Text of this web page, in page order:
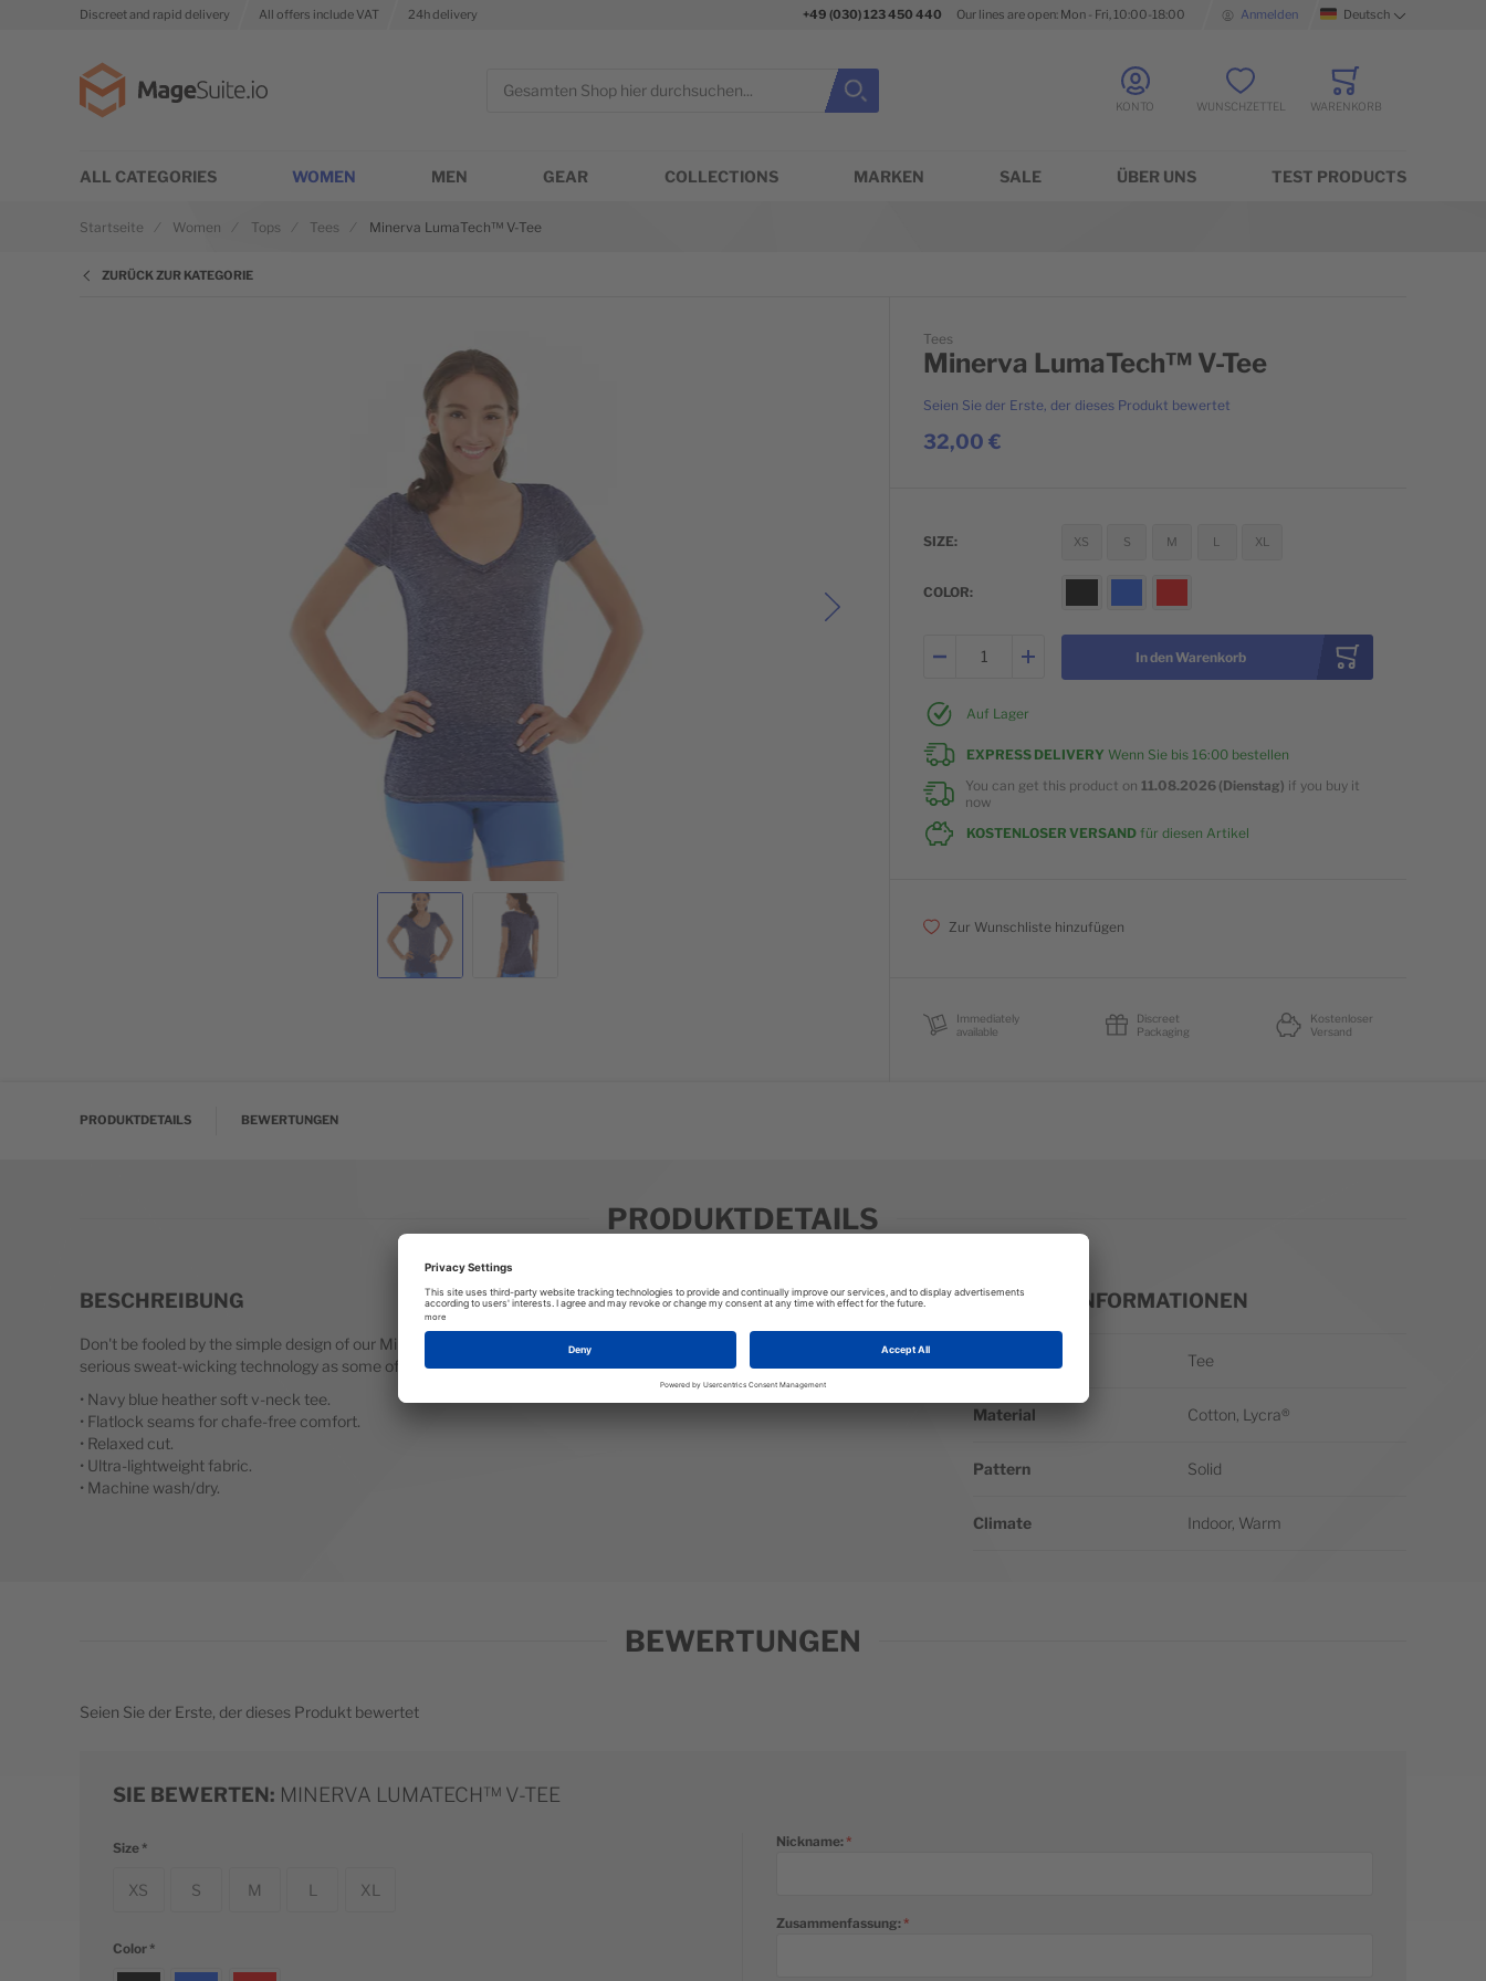
Discreet and rapid delivery All offers include VAT 24h delivery +49 (030) 123 450 440 Our lines are open: Mon - Fri, 10:00-18:00 AnmeldenSprache Deutsch
Suche schließen
Suche KONTO WUNSCHZETTEL
WARENKORB
ALL CATEGORIES WOMEN MEN GEAR COLLECTIONS MARKEN SALE ÜBER UNS TEST PRODUCTS
Startseite Women Tops Tees Minerva LumaTech™ V-Tee
ZURÜCK ZUR KATEGORIE
Tees
Minerva LumaTech™ V-Tee
Seien Sie der Erste, der dieses Produkt bewertet
32,00 €
SIZE XS S M L XL
COLOR
In den Warenkorb
Auf Lager
EXPRESS DELIVERY Wenn Sie bis 16:00bestellen
You can get this product on 11.08.2026 (Dienstag) if you buy it
now
KOSTENLOSER VERSAND für diesen Artikel
Zur Wunschliste hinzufügen
Immediately
available
Discreet
Packaging
Kostenloser
Versand
PRODUKTDETAILS BEWERTUNGEN
PRODUKTDETAILS
BESCHREIBUNG
Don't be fooled by the simple design of our Minerva LumaTech™ V-Neck Tee. This classic training top features the same
serious sweat-wicking technology as some of the more expensive tees in our lineup.
• Navy blue heather soft v-neck tee.
• Flatlock seams for chafe-free comfort.
• Relaxed cut.
• Ultra-lightweight fabric.
• Machine wash/dry.
WEITERE INFORMATIONEN
Tee
Material Cotton, Lycra®
Pattern Solid
Climate Indoor, Warm
BEWERTUNGEN
Seien Sie der Erste, der dieses Produkt bewertet
SIE BEWERTEN: MINERVA LUMATECH™ V-TEE
Size
XS S M L XL
Color
Nickname:
Zusammenfassung: